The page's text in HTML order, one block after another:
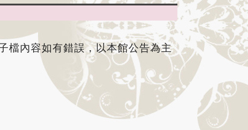
檔內容如有錯誤，以本館公告為主